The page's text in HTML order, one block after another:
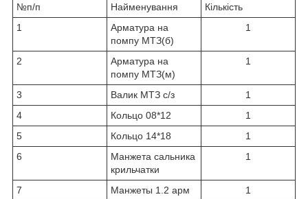
№п/п Найменування
Кількість
1
Арматура на
помпу МТЗ(б)
1
2
Арматура на
помпу МТЗ(м)
1
3 Валик МТЗ с/з
1
4
Кольцо 08*12
1
5
Кольцо 14*18
1
6
Манжета сальника
крильчатки
1
7 Манжеты 1.2 арм
1